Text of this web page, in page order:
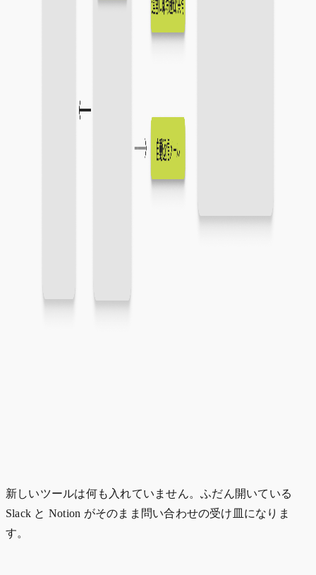
新しいツールは何も入れていません。ふだん開いている
Slack と Notion がそのまま問い合わせの受け皿になりま
す。